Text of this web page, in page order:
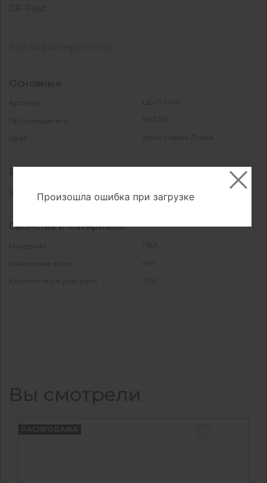
GP-Plast
Основные
Артикул ЦБ073490
Производитель КИТАЙ
Цвет орех Мария Луиза
Размеры
Ширина, мм
Свойства и материалы
Материал ПВХ
Нанесение клея нет
Количество в упаковке 200
Вы смотрели
РАСПРОДАЖА
Произошла ошибка при загрузке